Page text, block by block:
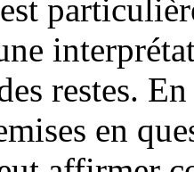
restes.
en